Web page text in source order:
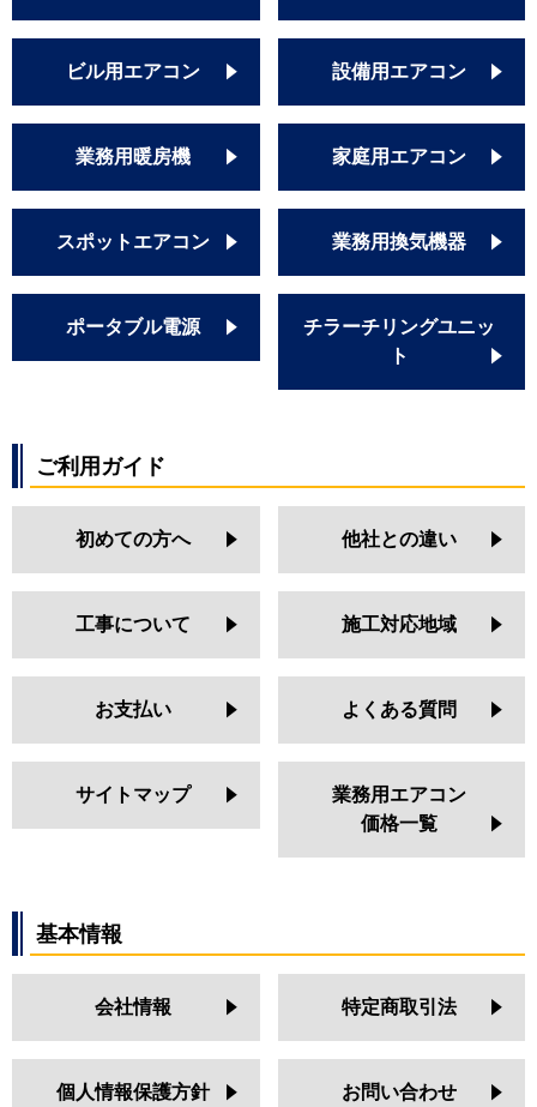
ビル用エアコン 設備用エアコン
業務用暖房機 家庭用エアコン
スポットエアコン 業務用換気機器
ポータブル電源
チラーチリングユニッ
ト
ご利用ガイド
初めての方へ 他社との違い
工事について 施工対応地域
お支払い よくある質問
サイトマップ
業務用エアコン
価格一覧
基本情報
会社情報 特定商取引法
個人情報保護方針 お問い合わせ